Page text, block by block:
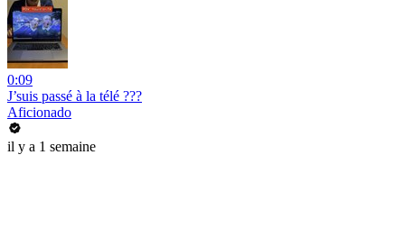
0:09
J’suis passé à la télé ???
Aficionado
il y a 1 semaine